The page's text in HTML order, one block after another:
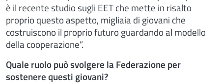
è il recente studio sugli EET che mette in risalto
proprio questo aspetto, migliaia di giovani che
costruiscono il proprio futuro guardando al modello
della cooperazione”.
Quale ruolo può svolgere la Federazione per
sostenere questi giovani?